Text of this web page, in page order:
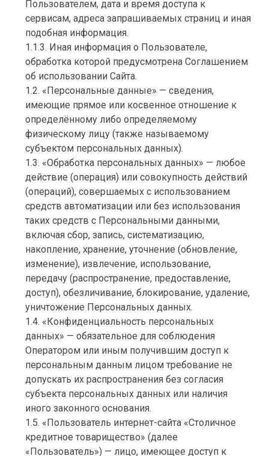
Пользователем, дата и время доступа к
сервисам, адреса запрашиваемых страниц и иная
подобная информация.
1.1.3. Иная информация о Пользователе,
обработка которой предусмотрена Соглашением
об использовании Сайта.
1.2. «Персональные данные» — сведения,
имеющие прямое или косвенное отношение к
определённому либо определяемому
физическому лицу (также называемому
субъектом персональных данных).
1.3. «Обработка персональных данных» — любое
действие (операция) или совокупность действий
(операций), совершаемых с использованием
средств автоматизации или без использования
таких средств с Персональными данными,
включая сбор, запись, систематизацию,
накопление, хранение, уточнение (обновление,
изменение), извлечение, использование,
передачу (распространение, предоставление,
доступ), обезличивание, блокирование, удаление,
уничтожение Персональных данных.
1.4. «Конфиденциальность персональных
данных» — обязательное для соблюдения
Оператором или иным получившим доступ к
персональным данным лицом требование не
допускать их распространения без согласия
субъекта персональных данных или наличия
иного законного основания.
1.5. «Пользователь интернет-сайта «Cтоличное
кредитное товарищество» (далее
«Пользователь») — лицо, имеющее доступ к